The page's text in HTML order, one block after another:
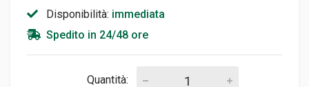
Disponibilità: immediata
Spedito in 24/48 ore
Quantità: